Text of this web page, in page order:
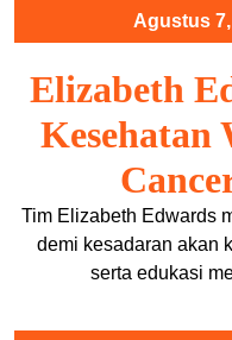
Agustus
Elizabeth
Kesehatan
Tim Elizabeth Edwards
demi kesadaran akan
serta edukasi